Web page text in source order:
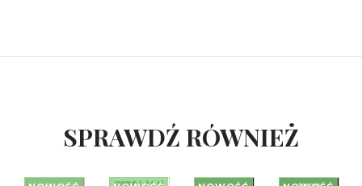
SPRAWDŹ RÓWNIEŻ